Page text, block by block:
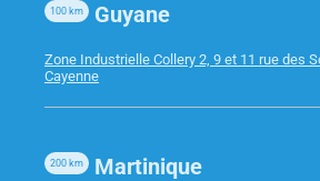
STONET 10/100/1000
ST3105GS GIGABIT
Guyane
100 km
Zone Industrielle Collery 2, 9 et 11 rue des
Cayenne
Martinique
200 km